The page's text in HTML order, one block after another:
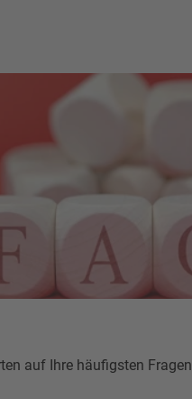
auf Ihre häufigsten Fragen